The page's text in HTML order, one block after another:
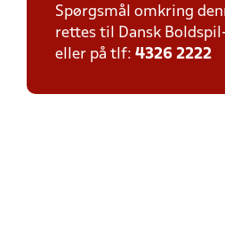
Spørgsmål omkring
rettes til Dansk
eller på tlf: 4326 2222